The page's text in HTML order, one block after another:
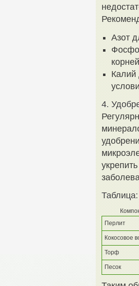
Азот
Калий
4.
Перлит
Кокосовое
Торф
Песок